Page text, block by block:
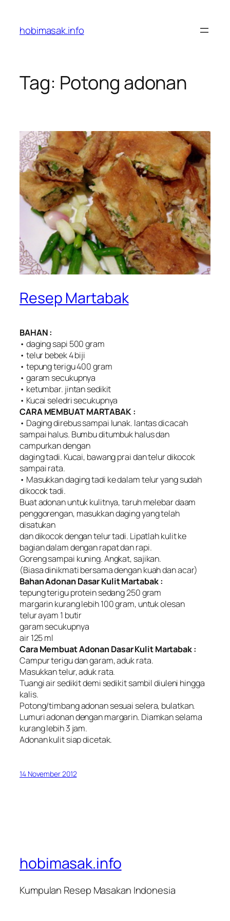
content
hobimasak.info
Tag: Potong adonan
Resep Martabak
BAHAN :
• daging sapi 500 gram
• telur bebek 4 biji
• tepung terigu 400 gram
• garam secukupnya
• ketumbar. jintan sedikit
• Kucai seledri secukupnya
CARA MEMBUAT MARTABAK :
• Daging direbus sampai lunak. lantas dicacah
sampai halus. Bumbu ditumbuk halus dan
campurkan dengan
daging tadi. Kucai, bawang prai dan telur dikocok
sampai rata.
• Masukkan daging tadi ke dalam telur yang sudah
dikocok tadi.
Buat adonan untuk kulitnya, taruh melebar daam
penggorengan, masukkan daging yang telah
disatukan
dan dikocok dengan telur tadi. Lipatlah kulit ke
bagian dalam dengan rapat dan rapi.
Goreng sampai kuning. Angkat, sajikan.
(Biasa dinikmati bersama dengan kuah dan acar)
Bahan Adonan Dasar Kulit Martabak :
tepung terigu protein sedang 250 gram
margarin kurang lebih 100 gram, untuk olesan
telur ayam 1 butir
garam secukupnya
air 125 ml
Cara Membuat Adonan Dasar Kulit Martabak :
Campur terigu dan garam, aduk rata.
Masukkan telur, aduk rata.
Tuangi air sedikit demi sedikit sambil diuleni hingga
kalis.
Potong/timbang adonan sesuai selera, bulatkan.
Lumuri adonan dengan margarin. Diamkan selama
kurang lebih 3 jam.
Adonan kulit siap dicetak.
14 November 2012
hobimasak.info
Kumpulan Resep Masakan Indonesia